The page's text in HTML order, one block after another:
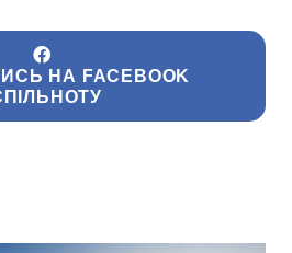
НА FACEBOOK